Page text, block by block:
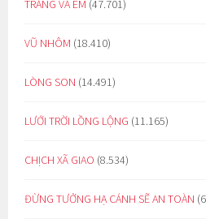
TRĂNG VÀ EM (47.701)
VŨ NHÔM (18.410)
LÒNG SON (14.491)
LƯỚI TRỜI LỒNG LỘNG (11.165)
CHỊCH XÃ GIAO (8.534)
ĐỪNG TƯỞNG HẠ CÁNH SẼ AN TOÀN